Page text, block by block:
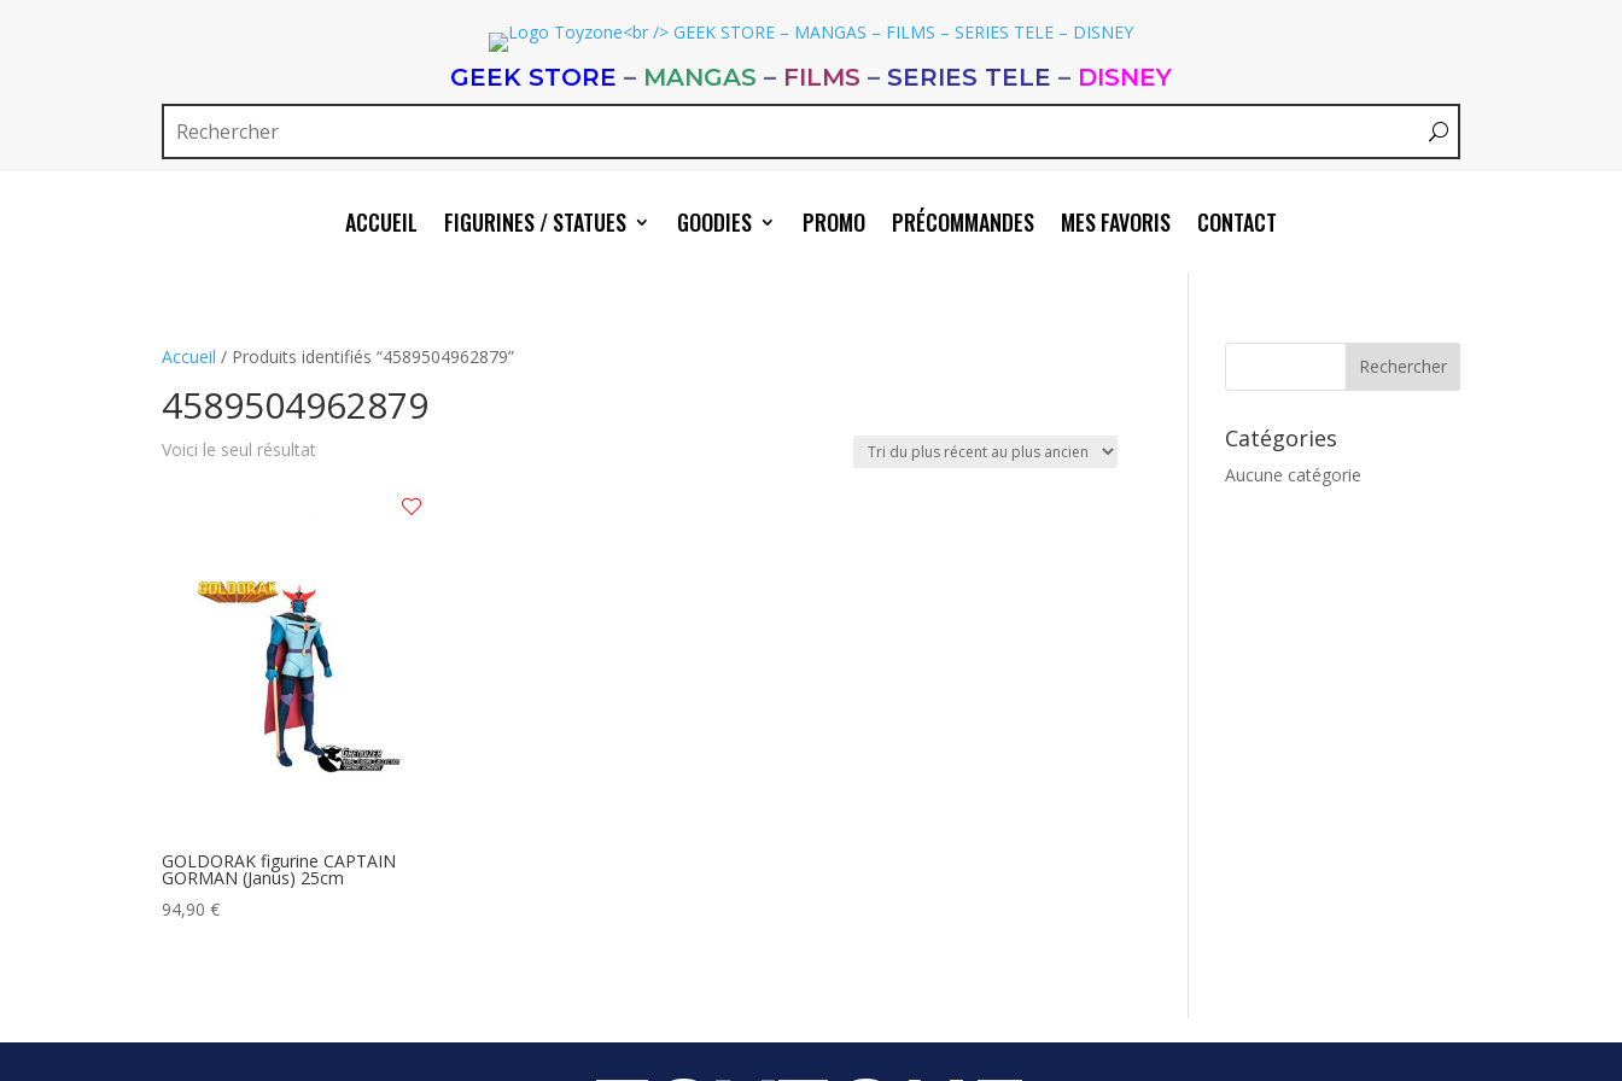
GEEK STORE – MANGAS – FILMS – SERIES TELE – DISNEY
ACCUEIL FIGURINES / STATUES GOODIES PROMO PRÉCOMMANDES MES FAVORIS CONTACT
Accueil / Produits identifiés “4589504962879”
4589504962879
Voici le seul résultat
GOLDORAK figurine CAPTAIN
GORMAN (Janus) 25cm
94,90€
Catégories
Aucune catégorie